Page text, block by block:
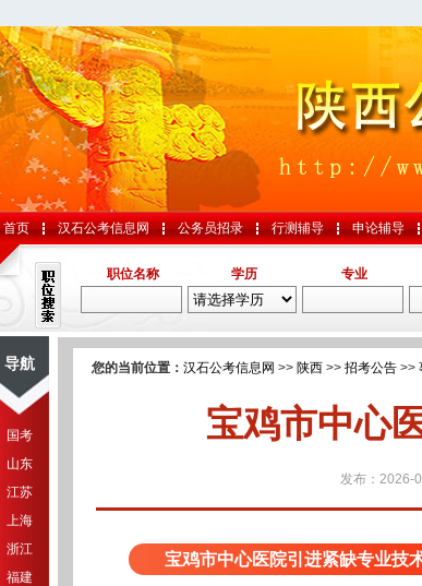
首页 汉石公考信息网 公务员招录 行测辅导 申论辅导
职位名称 学历 专业
导航
国考
山东
江苏
上海
浙江
福建
您的当前位置： 汉石公考信息网 >> 陕西 >> 招考公告 >>
宝鸡市中心
发布：2026-
宝鸡市中心医院引进紧缺专业技